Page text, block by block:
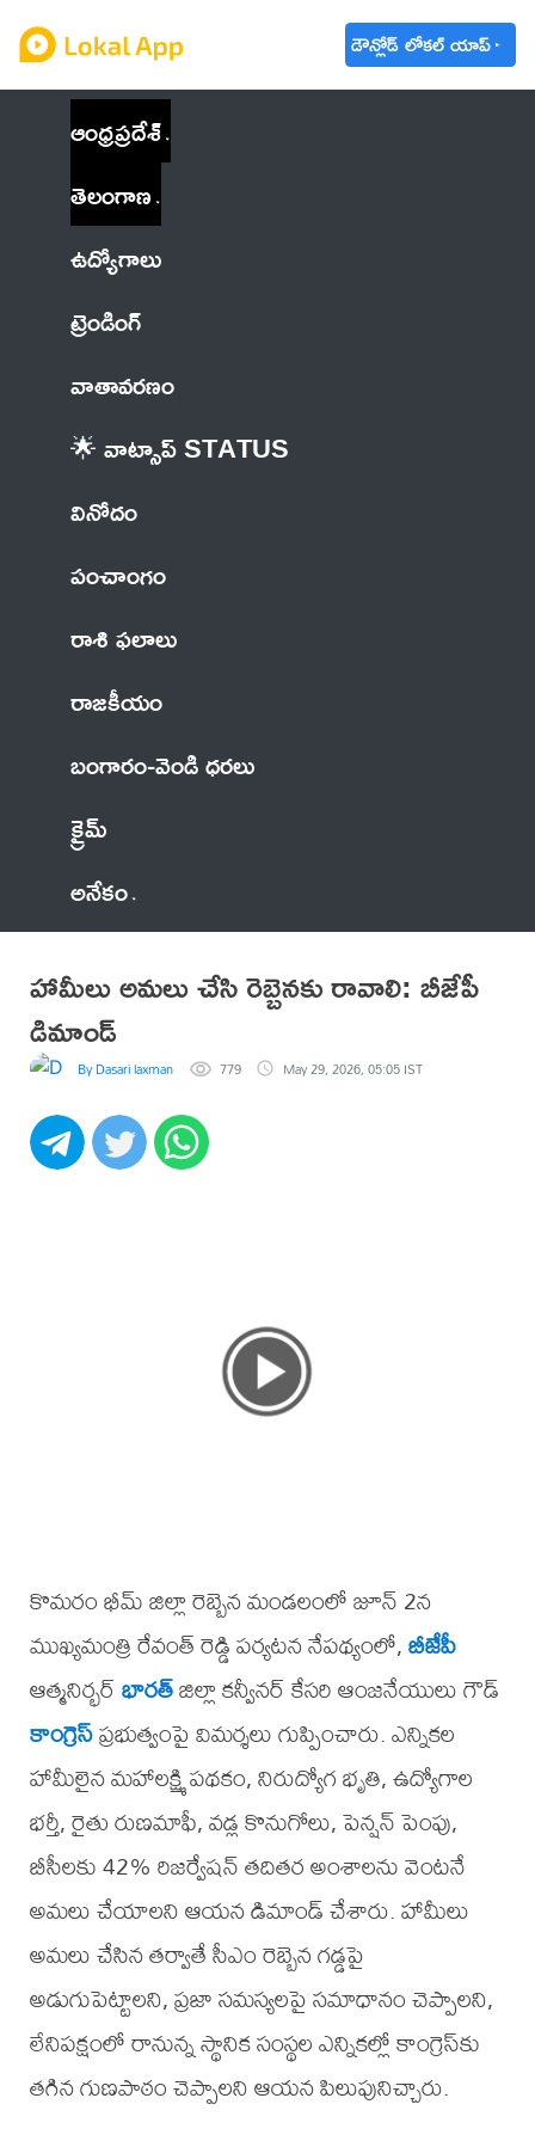
డౌన్లోడ్ లోకల్ యాప్
ఆంధ్రప్రదేశ్
తెలంగాణ
ఉద్యోగాలు
ట్రెండింగ్
వాతావరణం
🌟 వాట్సాప్ STATUS
వినోదం
పంచాంగం
రాశి ఫలాలు
రాజకీయం
బంగారం-వెండి ధరలు
క్రైమ్
అనేకం
హామీలు అమలు చేసి రెబ్బెనకు రావాలి: బీజేపీ
డిమాండ్
By Dasari laxman 779 May 29, 2026, 05:05 IST
కొమరం భీమ్ జిల్లా రెబ్బెన మండలంలో జూన్ 2న
ముఖ్యమంత్రి రేవంత్ రెడ్డి పర్యటన నేపథ్యంలో,బీజేపీ
ఆత్మనిర్భర్భారత్జిల్లా కన్వీనర్ కేసరి ఆంజనేయులు గౌడ్
కాంగ్రెస్ప్రభుత్వంపై విమర్శలు గుప్పించారు. ఎన్నికల
హామీలైన మహాలక్ష్మి పథకం, నిరుద్యోగ భృతి, ఉద్యోగాల
భర్తీ, రైతు రుణమాఫీ, వడ్ల కొనుగోలు, పెన్షన్ పెంపు,
బీసీలకు 42% రిజర్వేషన్ తదితర అంశాలను వెంటనే
అమలు చేయాలని ఆయన డిమాండ్ చేశారు. హామీలు
అమలు చేసిన తర్వాతే సీఎం రెబ్బెన గడ్డపై
అడుగుపెట్టాలని, ప్రజా సమస్యలపై సమాధానం చెప్పాలని,
లేనిపక్షంలో రానున్న స్థానిక సంస్థల ఎన్నికల్లో కాంగ్రెస్‌కు
తగిన గుణపాఠం చెప్పాలని ఆయన పిలుపునిచ్చారు.